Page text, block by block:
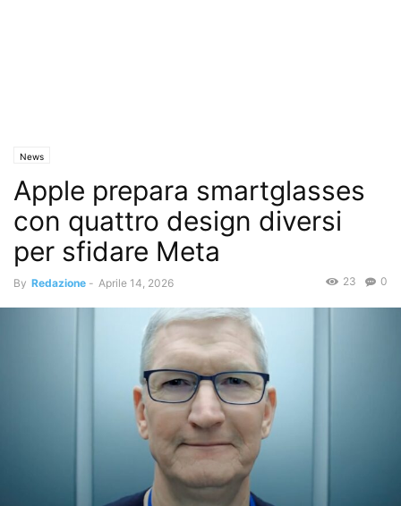
News
Apple prepara smartglasses
con quattro design diversi
per sfidare Meta
By Redazione - Aprile 14, 2026 0
23